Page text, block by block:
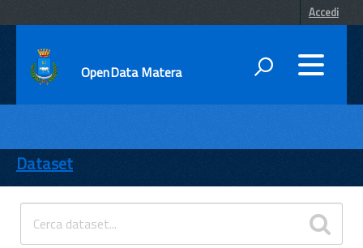
Accedi
OpenData Matera
ENTI
TEMI
INFORMAZIONI
Dataset